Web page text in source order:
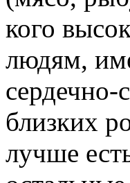
кого
людям,
сердечно-
близких
лучше